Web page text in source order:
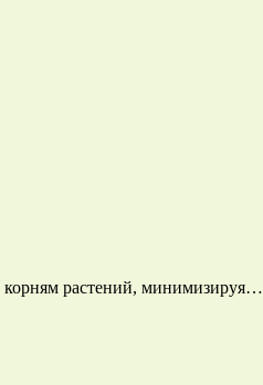
корням растений, минимизируя…